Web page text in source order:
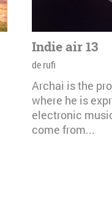
Indie air 13
de rufi
Archai is the
where he is
electronic
come from...